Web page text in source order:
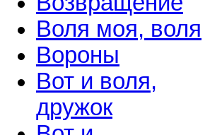
Воля моя, воля
Вороны
Вот и воля,
дружок